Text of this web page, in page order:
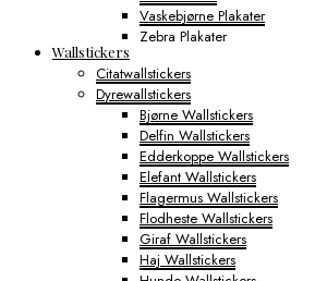
Vaskebjørne Plakater
Zebra Plakater
Gamerplakater
Geografi Plakater
Byplakater
Aabenraa Plakater
Aalborg Plakater
Aarhus Plakater
Albertslund Plakater
Ballerup Plakater
Birkerød Plakater
Brande Plakater
Brønderslev Plakater
Wallstickers
Citatwallstickers
Dyrewallstickers
Bjørne Wallstickers
Delfin Wallstickers
Edderkoppe Wallstickers
Elefant Wallstickers
Flagermus Wallstickers
Flodheste Wallstickers
Giraf Wallstickers
Haj Wallstickers